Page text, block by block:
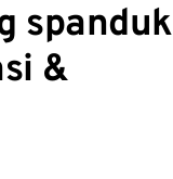
spanduk
&